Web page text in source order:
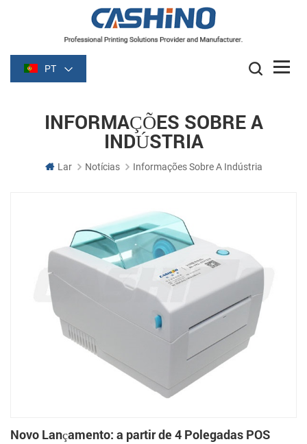
PT
INFORMAÇÕES SOBRE A
INDÚSTRIA
Lar Notícias Informações Sobre A Indústria
Novo Lançamento: a partir de 4 Polegadas POS